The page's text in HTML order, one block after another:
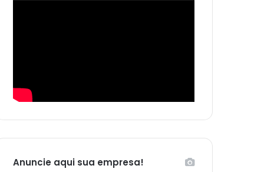
Anuncie aqui sua empresa!